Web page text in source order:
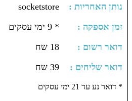
: נותן האחריות
socketstore
: זמן אספקה
* 9 ימי עסקים
: דואר רשום
18 שח
: דואר שליחים
39 שח
דואר נע עד 21 ימי עסקים *